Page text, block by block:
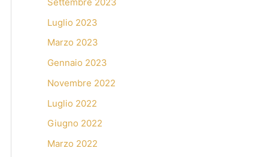
Luglio 2023
Marzo 2023
Gennaio 2023
Novembre 2022
Luglio 2022
Giugno 2022
Marzo 2022